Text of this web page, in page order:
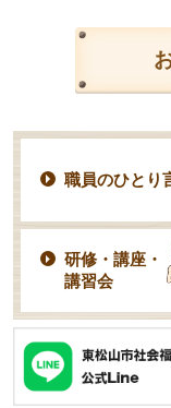
職員のひとり
研修・講座・
講習会